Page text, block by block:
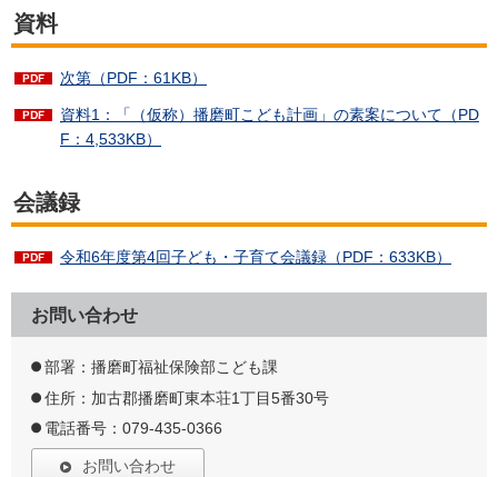
資料
次第（PDF：61KB）
資料1：「（仮称）播磨町こども計画」の素案について（PD
F：4,533KB）
会議録
令和6年度第4回子ども・子育て会議録（PDF：633KB）
お問い合わせ
部署：播磨町福祉保険部こども課
住所：加古郡播磨町東本荘1丁目5番30号
電話番号：079-435-0366
お問い合わせ